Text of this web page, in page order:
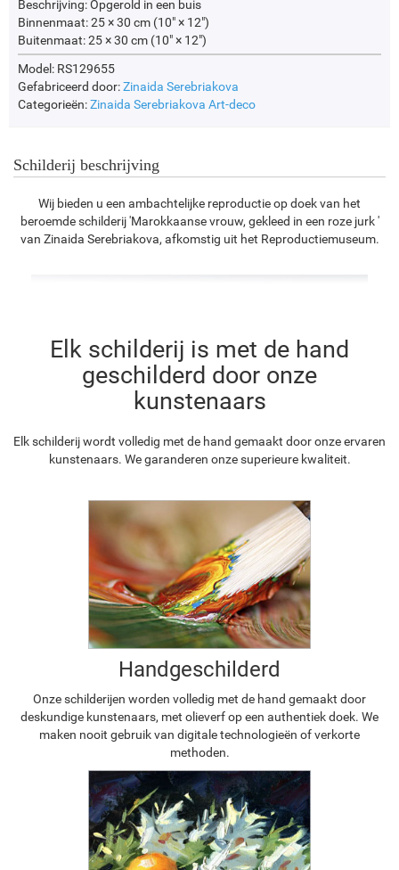
Beschrijving:Opgerold in een buis
Binnenmaat:25 × 30 cm (10" × 12")
Buitenmaat:25 × 30 cm (10" × 12")
Model: RS129655
Gefabriceerd door:Zinaida Serebriakova
Categorieën:Zinaida Serebriakova Art-deco
Schilderij beschrijving
Wij bieden u een ambachtelijke reproductie op doek van het
beroemde schilderij 'Marokkaanse vrouw, gekleed in een roze jurk '
van Zinaida Serebriakova, afkomstig uit het Reproductiemuseum.
Elk schilderij is met de hand
geschilderd door onze
kunstenaars
Elk schilderij wordt volledig met de hand gemaakt door onze ervaren
kunstenaars. We garanderen onze superieure kwaliteit.
Handgeschilderd
Onze schilderijen worden volledig met de hand gemaakt door
deskundige kunstenaars, met olieverf op een authentiek doek. We
maken nooit gebruik van digitale technologieën of verkorte
methoden.